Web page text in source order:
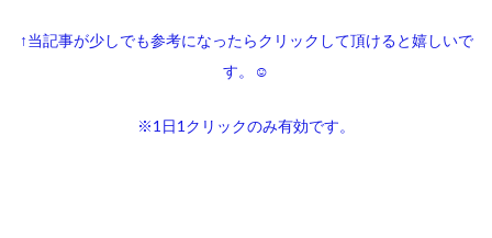
↑当記事が少しでも参考になったらクリックして頂けると嬉しいで
す。☺︎
※1日1クリックのみ有効です。